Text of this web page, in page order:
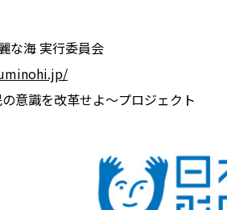
な海 実行委員会
意識を改革せよ～プロジェクト